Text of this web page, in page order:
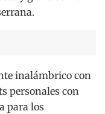
inalámbrico con
personales con
para los